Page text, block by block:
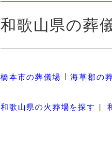
和歌山県の葬
橋本市の葬儀場 海草郡の
和歌山県の火葬場を探す